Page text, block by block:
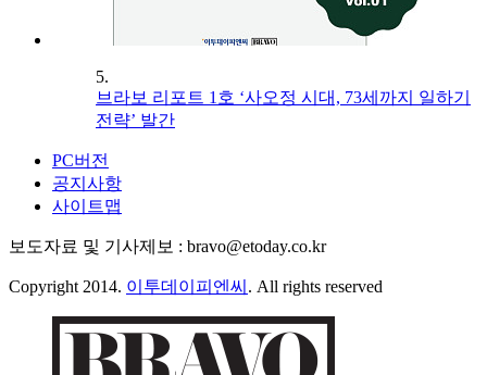
5.
브라보 리포트 1호 ‘사오정 시대, 73세까지 일하기
전략’ 발간
PC버전
공지사항
사이트맵
보도자료 및 기사제보 : bravo@etoday.co.kr
Copyright 2014. 이투데이피엔씨 . All rights reserved